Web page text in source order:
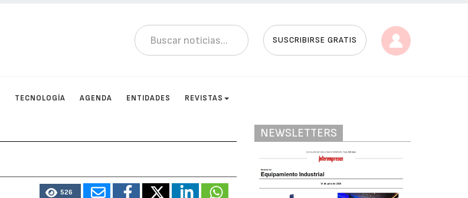
SUSCRIBIRSE GRATIS
TECNOLOGÍA AGENDA ENTIDADES REVISTAS
526
NEWSLETTERS